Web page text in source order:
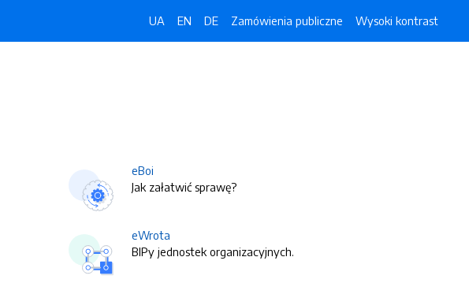
UA EN DE Zamówienia publiczne Wysoki kontrast
eBoi
Jak załatwić sprawę?
eWrota
BIPy jednostek organizacyjnych.